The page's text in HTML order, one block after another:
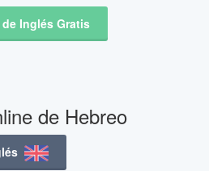
Inglés Gratis
de Hebreo